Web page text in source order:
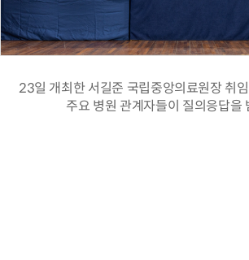
23일 개최한 서길준 국립중앙의료원장 취
주요 병원 관계자들이 질의응답을